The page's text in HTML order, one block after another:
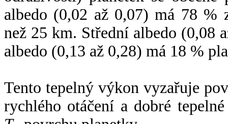
albedo (0,02 až 0,07) má 78 %
než 25 km. Střední albedo (0,08
albedo (0,13 až 0,28) má 18 %
Tento tepelný výkon vyzařuje
rychlého otáčení a dobré